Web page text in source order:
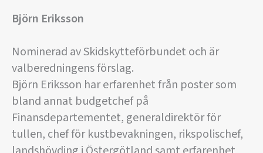
Björn Eriksson
Nominerad av Skidskytteförbundet och är
valberedningens förslag.
Björn Eriksson har erfarenhet från poster som
bland annat budgetchef på
Finansdepartementet, generaldirektör för
tullen, chef för kustbevakningen, rikspolischef,